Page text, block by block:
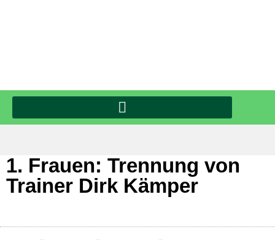
1. Frauen: Trennung von
Trainer Dirk Kämper